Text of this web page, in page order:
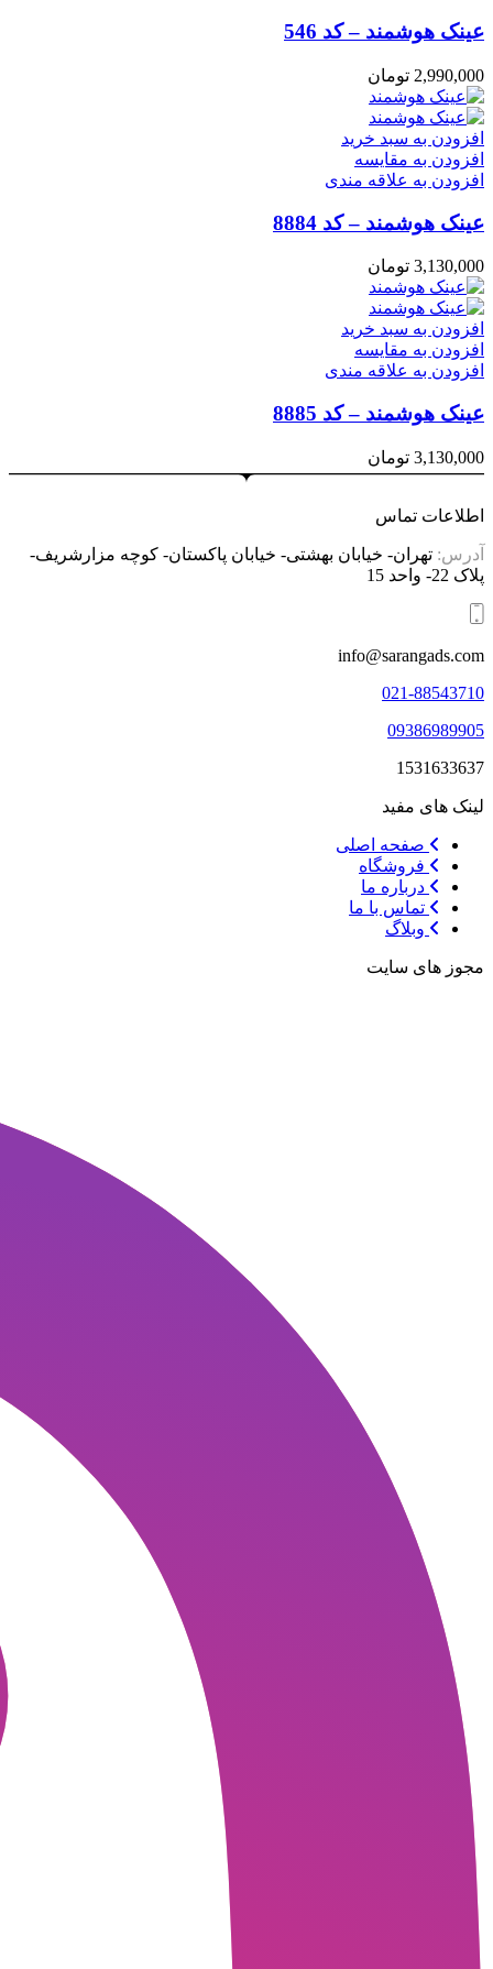
عینک هوشمند – کد 546
2,990,000 تومان
افزودن به سبد خرید
افزودن به مقایسه
افزودن به علاقه مندی
عینک هوشمند – کد 8884
3,130,000 تومان
افزودن به سبد خرید
افزودن به مقایسه
افزودن به علاقه مندی
عینک هوشمند – کد 8885
3,130,000 تومان
اطلاعات تماس
آدرس: تهران- خیابان بهشتی- خیابان پاکستان- کوچه مزارشریف-
پلاک 22- واحد 15
info@sarangads.com
021-88543710
09386989905
1531633637
لینک های مفید
صفحه اصلی
فروشگاه
درباره ما
تماس با ما
وبلاگ
مجوز های سایت